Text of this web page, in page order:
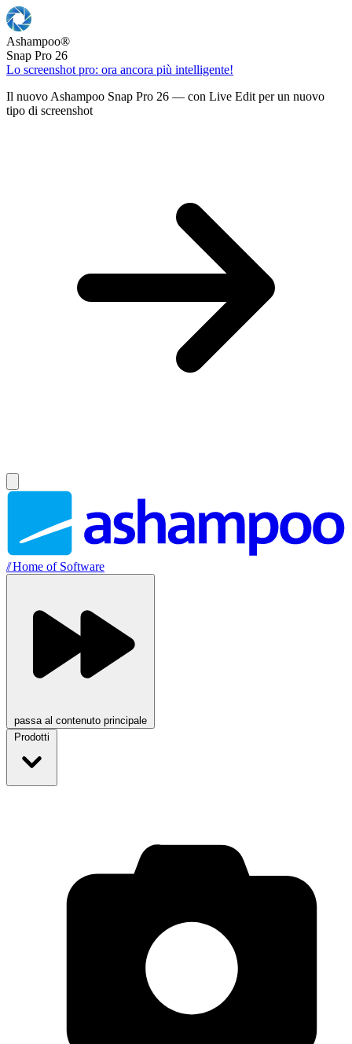
Ashampoo®
Snap Pro 26
Lo screenshot pro: ora ancora più intelligente!
Il nuovo Ashampoo Snap Pro 26 — con Live Edit per un nuovo
tipo di screenshot
//Home of Software
passa al contenuto principale
Prodotti